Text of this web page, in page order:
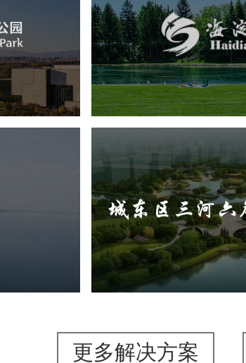
智慧公园
数据平台
旅游休闲 公园 AI人
智能步道
智能大数
智能语
城东区三河
旅游休闲 公园 AI人
智能步道
AR太极
更多解决方案